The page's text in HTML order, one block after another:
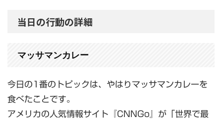
当日の行動の詳細
マッサマンカレー
今日の1番のトピックは、やはりマッサマンカレーを
食べたことです。
アメリカの人気情報サイト『CNNGo』が「世界で最